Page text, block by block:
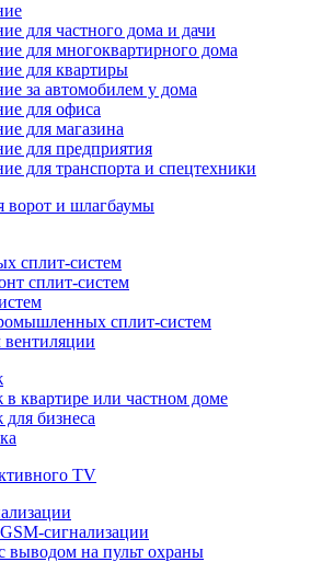
для частного дома и дачи
для многоквартирного дома
для квартиры
за автомобилем у дома
для офиса
для магазина
для предприятия
для транспорта и спецтехники
ворот и шлагбаумы
сплит-систем
сплит-систем
сплит-систем
квартире или частном доме
бизнеса
TV
сигнализации
выводом на пульт охраны